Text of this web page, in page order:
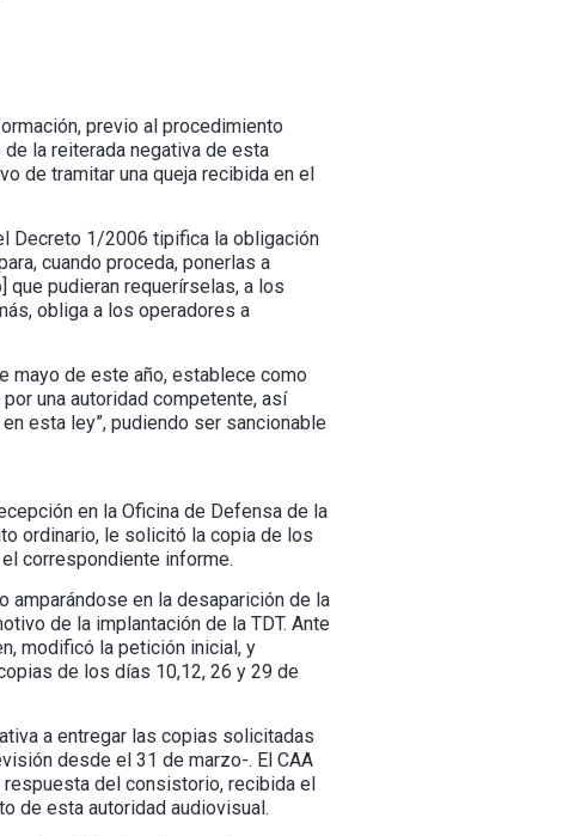
previo al procedimiento
la reiterada negativa de esta
de tramitar una queja recibida en el
Decreto 1/2006 tipifica la obligación
cuando proceda, ponerlas a
pudieran requerírselas, a los
obliga a los operadores a
mayo de este año, establece como
una autoridad competente, así
esta ley”, pudiendo ser sancionable
en la Oficina de Defensa de la
ordinario, le solicitó la copia de los
correspondiente informe.
amparándose en la desaparición de la
de la implantación de la TDT. Ante
modificó la petición inicial, y
de los días 10,12, 26 y 29 de
a entregar las copias solicitadas
desde el 31 de marzo-. El CAA
del consistorio, recibida el
de esta autoridad audiovisual.